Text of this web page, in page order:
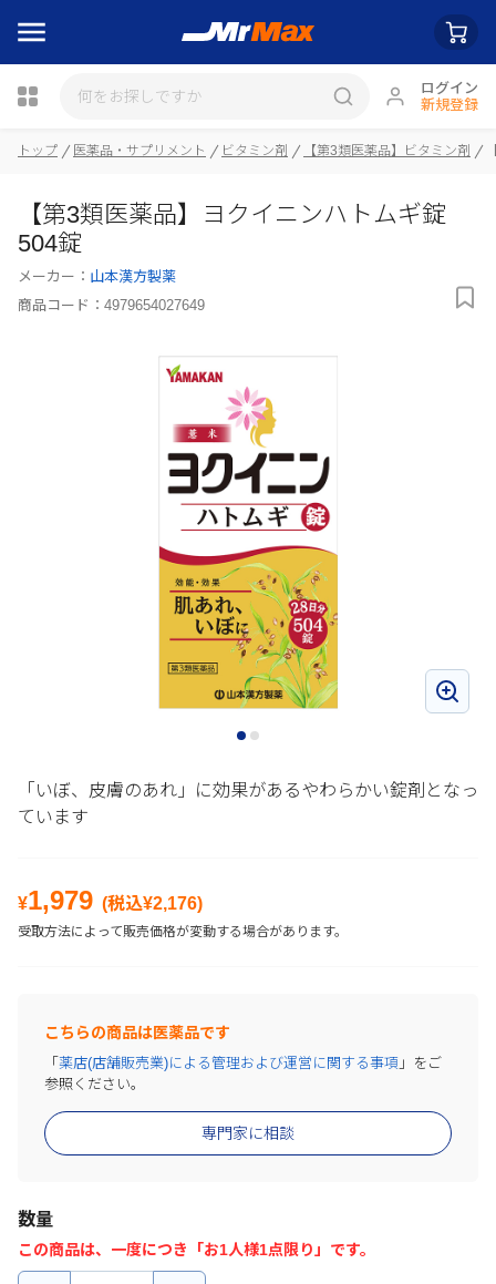
ログイン
新規登録
瓶詰
トップ 医薬品・サプリメント ビタミン剤 【第3類医薬品】ビタミン剤
【第3類医薬品】ヨクイニンハトムギ錠
504錠
メーカー： 山本漢方製薬
商品コード： 4979654027649
「いぼ、皮膚のあれ」に効果があるやわらかい錠剤となっ
ています
¥1,979 (税込¥2,176)
受取方法によって販売価格が変動する場合があります。
こちらの商品は医薬品です
専門家に相談
「 薬店(店舗販売業)による管理および運営に関する事項 」をご
参照ください。
数量
この商品は、一度につき「お1人様1点限り」です。